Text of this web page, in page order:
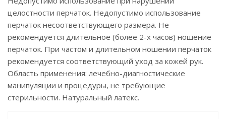
целостности перчаток. Недопустимо использование
перчаток несоответствующего размера. Не
рекомендуется длительное (более 2-х часов) ношение
перчаток. При частом и длительном ношении перчаток
рекомендуется соответствующий уход за кожей рук.
Область применения: лечебно-диагностические
манипуляции и процедуры, не требующие
стерильности. Натуральный латекс.